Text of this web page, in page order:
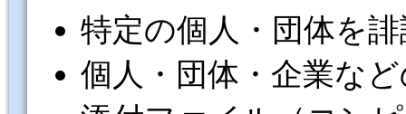
特定の個人・団体を
個人・団体・企業な